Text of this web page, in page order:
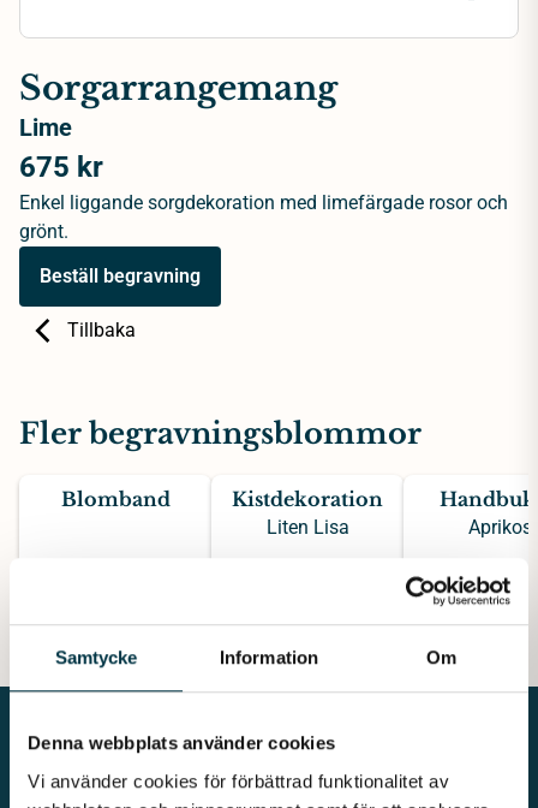
Samtycke Information Om
Denna webbplats använder cookies
Vi använder cookies för förbättrad funktionalitet av
Tillbaka
Sorgarrangemang
Lime
675 kr
Enkel liggande sorgdekoration med limefärgade rosor och
grönt.
Beställ begravning
Fler begravningsblommor
Blomband Kistdekoration
Liten Lisa Aprikos
195 kr